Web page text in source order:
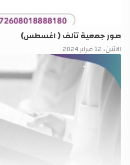
صور جمعية تآلف ( اغسطس)
الاثنين، 12 فبراير 2024